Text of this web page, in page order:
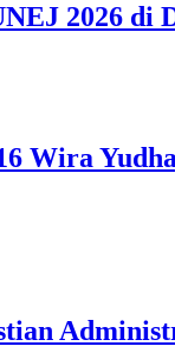
2026 di
Wira